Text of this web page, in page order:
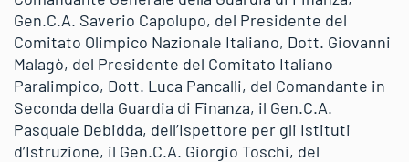
Gen.C.A. Saverio Capolupo, del Presidente del
Comitato Olimpico Nazionale Italiano, Dott. Giovanni
Malagò, del Presidente del Comitato Italiano
Paralimpico, Dott. Luca Pancalli, del Comandante in
Seconda della Guardia di Finanza, il Gen.C.A.
Pasquale Debidda, dell’Ispettore per gli Istituti
d’Istruzione, il Gen.C.A. Giorgio Toschi, del